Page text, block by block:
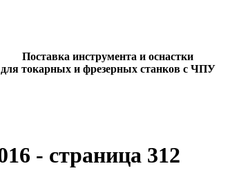
Поставка инструмента и оснастки
для токарных и фрезерных станков с ЧПУ
- страница 312